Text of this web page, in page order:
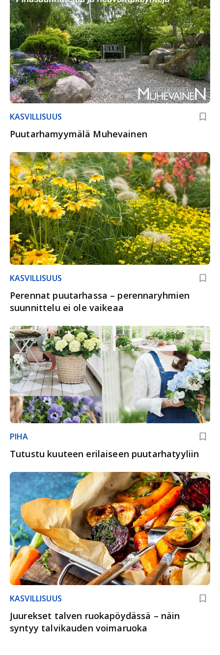
KASVILLISUUS
Puutarhamyymälä Muhevainen
KASVILLISUUS
Perennat puutarhassa – perennaryhmien
suunnittelu ei ole vaikeaa
PIHA
Tutustu kuuteen erilaiseen puutarhatyyliin
KASVILLISUUS
Juurekset talven ruokapöydässä – näin
syntyy talvikauden voimaruoka